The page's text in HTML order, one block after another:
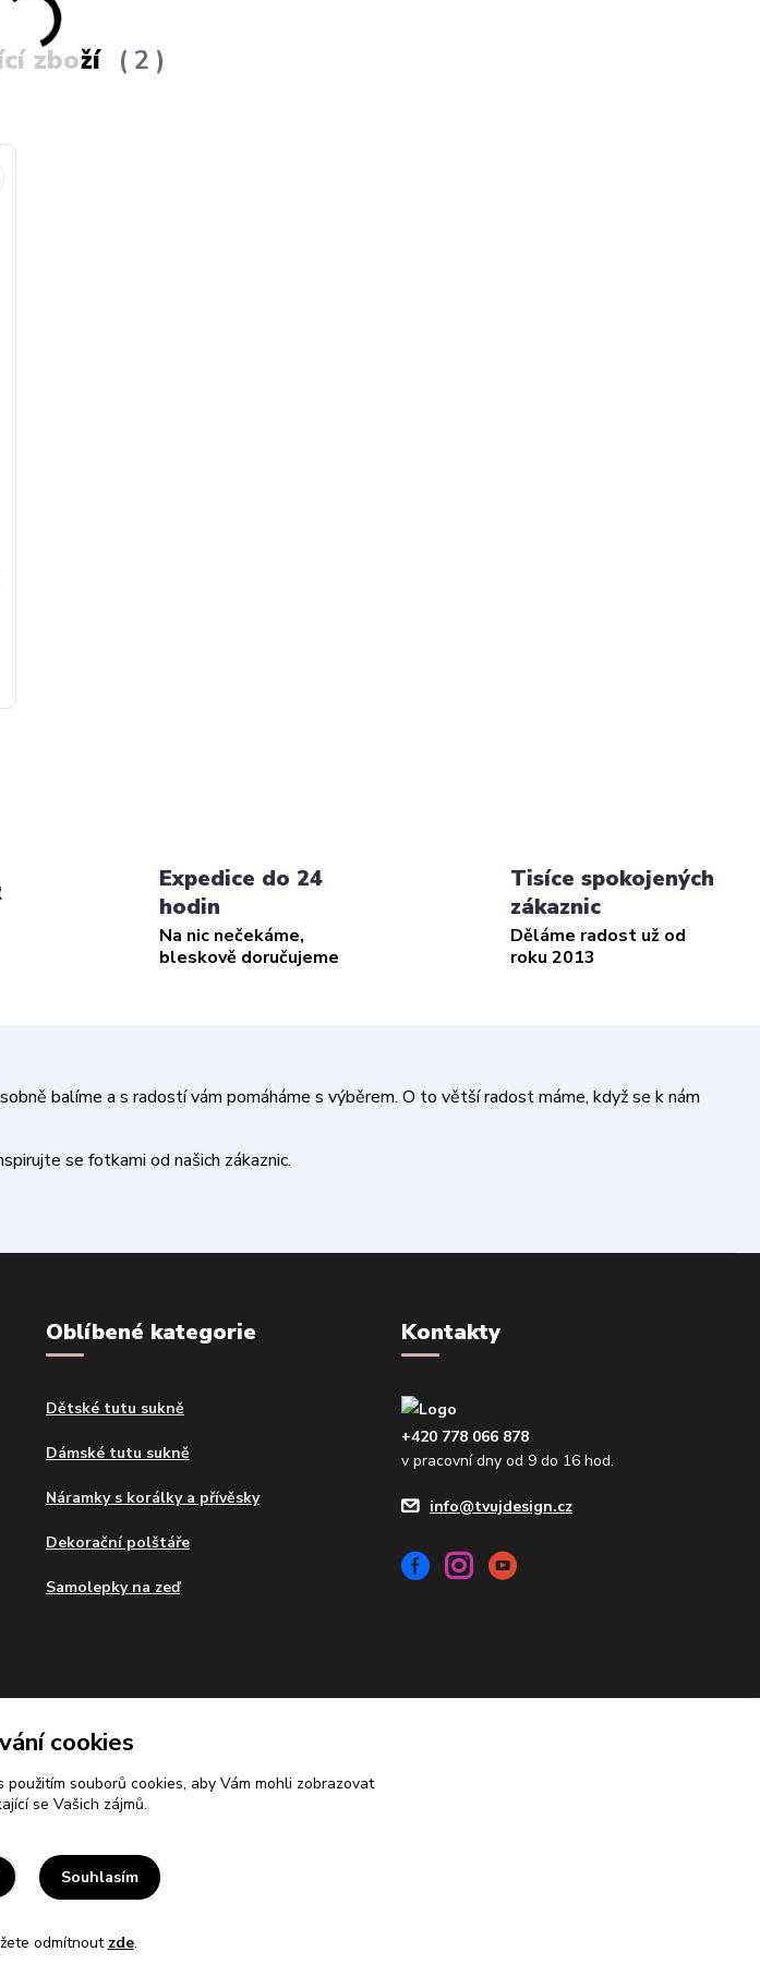
zboží 2
Expedice do 24
hodin
Na nic nečekáme,
bleskově doručujeme
Tisíce spokojených
zákaznic
Děláme radost už od
roku 2013
balíme a s radostí vám pomáháme s výběrem. O to větší radost máme, když se k nám
se fotkami od našich zákaznic.
Oblíbené kategorie
Dětské tutu sukně
Dámské tutu sukně
Náramky s korálky a přívěsky
Dekorační polštáře
Samolepky na zeď
Kontakty
+420 778 066 878
v pracovní dny od 9 do 16 hod.
info@tvujdesign.cz
cookies
použitím souborů cookies, aby Vám mohli zobrazovat
se Vašich zájmů.
Souhlasím
odmítnout zde.